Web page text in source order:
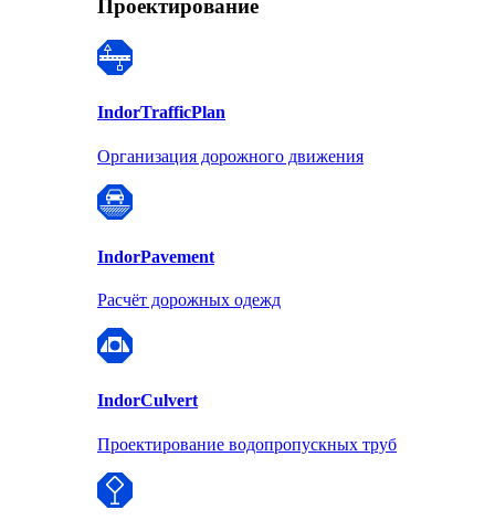
Проектирование
IndorTrafficPlan
Организация дорожного движения
IndorPavement
Расчёт дорожных одежд
IndorCulvert
Проектирование водопропускных труб